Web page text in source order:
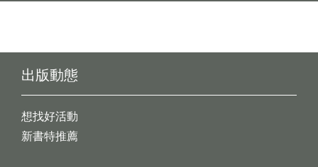
出版動態
想找好活動
新書特推薦